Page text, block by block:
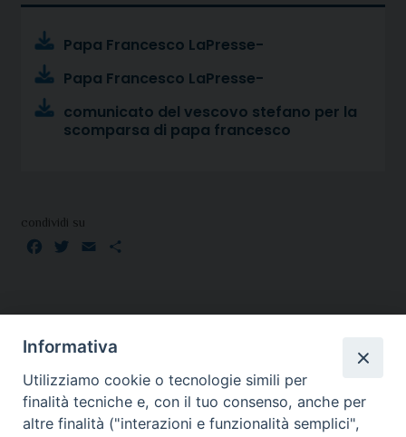
Papa Francesco LaPresse-
Papa Francesco LaPresse-
comunicato del vescovo stefano per la
scomparsa di papa francesco
condividi su
Facebook
TwitterEmail
Informativa
Utilizziamo cookie o tecnologie simili per
finalità tecniche e, con il tuo consenso, anche per
altre finalità ("interazioni e funzionalità semplici",